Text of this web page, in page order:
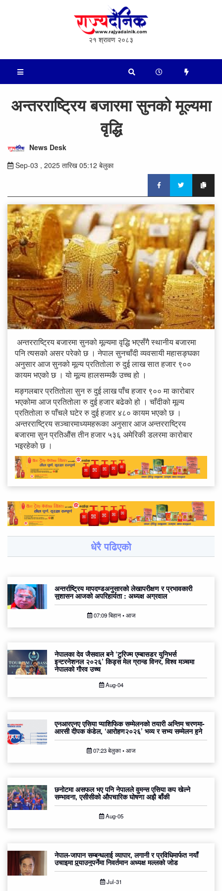
२१ श्रावण २०८३
अन्तरराष्ट्रिय बजारमा सुनको मूल्यमा
वृद्धि
News Desk
Sep-03 , 2025 तारिख 05:12 बेलुका
अन्तरराष्ट्रिय बजारमा सुनको मूल्यमा वृद्धि भएसँगै स्थानीय बजारमा
पनि त्यसको असर परेको छ । नेपाल सुनचाँदी व्यवसायी महासङ्घका
अनुसार आज सुनको मूल्य प्रतितोला रु दुई लाख सात हजार ९००
कायम भएको छ । यो मूल्य हालसम्मकै उच्च हो ।
मङ्गलबार प्रतितोला सुन रु दुई लाख पाँच हजार ९०० मा कारोबार
भएकोमा आज प्रतितोला रु दुई हजार बढेको हो । चाँदीको मूल्य
प्रतितोला रु पाँचले घटेर रु दुई हजार ४८० कायम भएको छ ।
अन्तरराष्ट्रिय सञ्चारमाध्यमहरूका अनुसार आज अन्तरराष्ट्रिय
बजारमा सुन प्रतिऔंस तीन हजार ५३६ अमेरिकी डलरमा कारोबार
भइरहेको छ ।
धेरै पढिएको
अन्तर्राष्ट्रिय मापदण्डअनुसारको लेखापरीक्षण र प्रभावकारी
सुशासन आजको अपरिहार्यता : अध्यक्ष अग्रवाल
07:09 बिहान • आज
नेपालका देव जैसवाल बने ‘टुरिज्म एम्बासडर युनिभर्स
इन्टरनेशनल २०२६’ किड्स मेल ग्रान्ड विनर, विश्व मञ्चमा
नेपालको गौरव उच्च
Aug-04
एनआरएनए एसिया प्याशिफिक सम्मेलनको तयारी अन्तिम चरणमा-
आरसी दीपक कंडेल, ‘आरोहण२०२६’ भव्य र सभ्य सम्मेलन हुने
07:23 बेलुका • आज
छनोटमा असफल भए पनि नेपालले वुमन्स एसिया कप खेल्ने
सम्भावना, एसीसीको औपचारिक घोषणा अझै बाँकी
Aug-05
नेपाल-जापान सम्बन्धलाई व्यापार, लगानी र प्रविधिमार्फत नयाँ
उचाइमा पुर्‍याउनुपर्नेमा निवर्तमान अध्यक्ष मल्लको जोड
Jul-31